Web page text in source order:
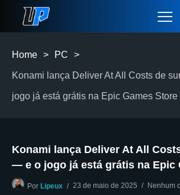
Home > PC >
Konami lança Deliver At All Costs de
jogo já está grátis na Epic Games Store
Konami lança Deliver At All
— e o jogo já está grátis na Epic
Por Lipeux 23 de maio de 2025 Nenhum